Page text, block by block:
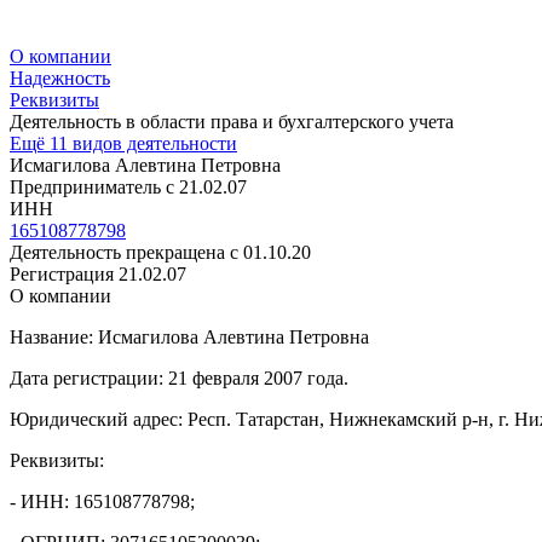
О компании
Надежность
Реквизиты
Деятельность в области права и бухгалтерского учета
Ещё 11 видов деятельности
Исмагилова Алевтина Петровна
Предприниматель c 21.02.07
ИНН
165108778798
Деятельность прекращена с 01.10.20
Регистрация 21.02.07
О компании
Название: Исмагилова Алевтина Петровна
Дата регистрации: 21 февраля 2007 года.
Юридический адрес: Респ. Татарстан, Нижнекамский р-н, г.
Реквизиты:
- ИНН: 165108778798;